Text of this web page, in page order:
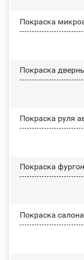
Покраска
Покраска
Покраска руля
Покраска
Покраска